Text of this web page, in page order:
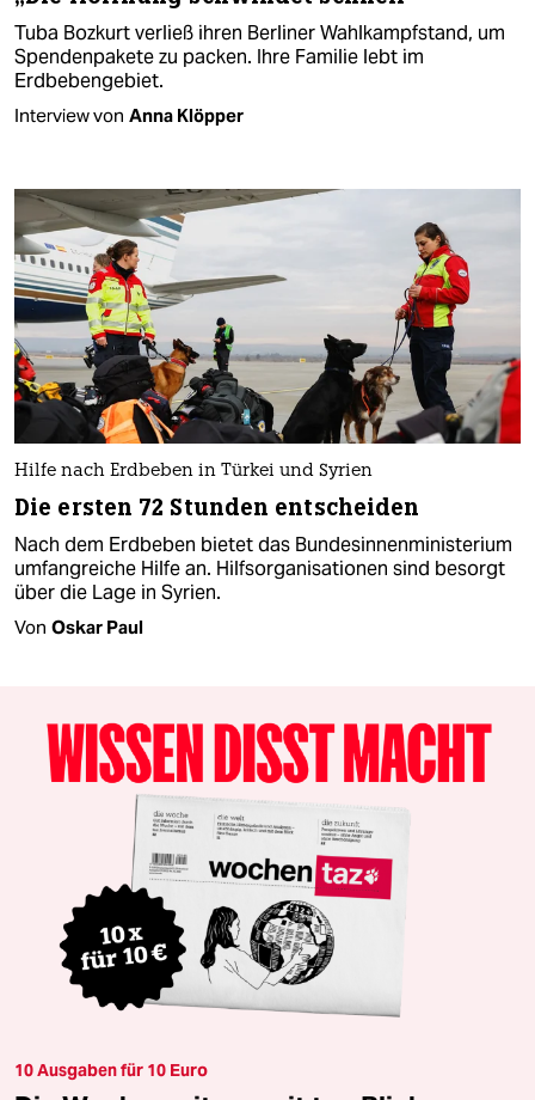
Tuba Bozkurt verließ ihren Berliner Wahlkampfstand, um
Spenden­pakete zu packen. Ihre Familie lebt im
Erdbebengebiet.
Interview von Anna Klöpper
Hilfe nach Erdbeben in Türkei und Syrien
Die ersten 72 Stunden entscheiden
Nach dem Erdbeben bietet das Bundesinnenministerium
umfangreiche Hilfe an. Hilfsorganisationen sind besorgt
über die Lage in Syrien.
Von Oskar Paul
10 Ausgaben für 10 Euro